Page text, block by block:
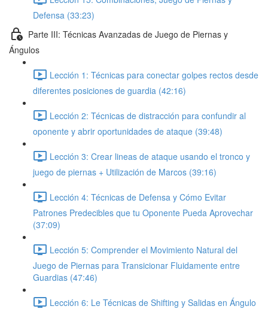
Defensa (33:23)
Parte III: Técnicas Avanzadas de Juego de Piernas y
Ángulos
Lección 1: Técnicas para conectar golpes rectos desde
diferentes posiciones de guardia (42:16)
Lección 2: Técnicas de distracción para confundir al
oponente y abrir oportunidades de ataque (39:48)
Lección 3: Crear lineas de ataque usando el tronco y
juego de piernas + Utilización de Marcos (39:16)
Lección 4: Técnicas de Defensa y Cómo Evitar
Patrones Predecibles que tu Oponente Pueda Aprovechar
(37:09)
Lección 5: Comprender el Movimiento Natural del
Juego de Piernas para Transicionar Fluidamente entre
Guardias (47:46)
Lección 6: Le Técnicas de Shifting y Salidas en Ángulo